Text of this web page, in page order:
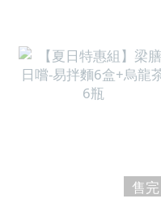
售完